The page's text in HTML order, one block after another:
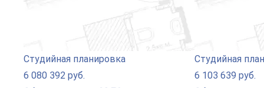
Студийная планировка
6 080 392 руб.
Студийная
6 103 639 руб.